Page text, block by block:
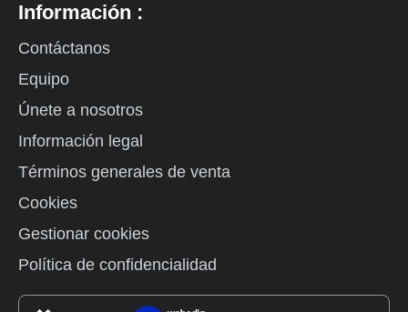
Información :
Contáctanos
Equipo
Únete a nosotros
Información legal
Términos generales de venta
Cookies
Gestionar cookies
Política de confidencialidad